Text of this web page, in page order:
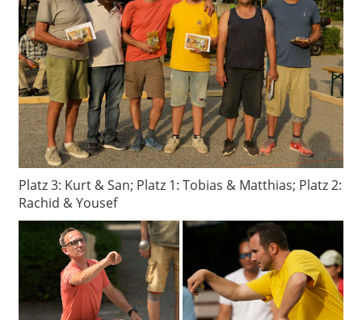
Platz 3: Kurt & San; Platz 1: Tobias & Matthias; Platz 2:
Rachid & Yousef